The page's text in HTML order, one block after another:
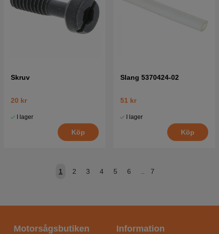
Skruv
20 kr
I lager
Köp
Slang 5370424-02
51 kr
I lager
Köp
1 2 3 4 5 6 .. 7
Motorsågsbutiken Information